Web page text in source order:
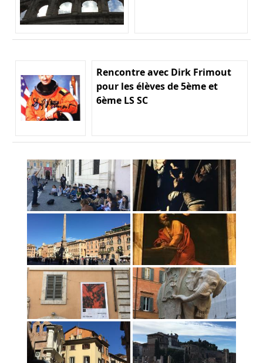
Rencontre avec Dirk Frimout
pour les élèves de 5ème et
6ème LS SC